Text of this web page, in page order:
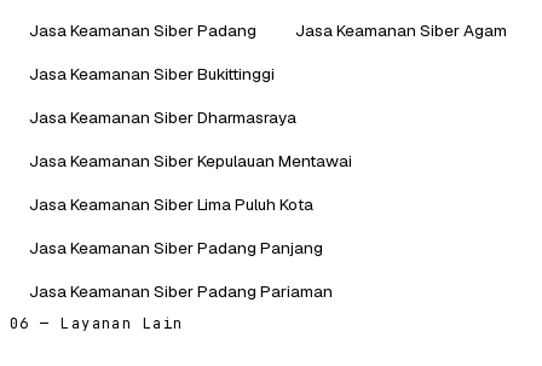
Jasa Keamanan Siber Padang
Jasa Keamanan Siber Agam
Jasa Keamanan Siber Bukittinggi
Jasa Keamanan Siber Dharmasraya
Jasa Keamanan Siber Kepulauan Mentawai
Jasa Keamanan Siber Lima Puluh Kota
Jasa Keamanan Siber Padang Panjang
Jasa Keamanan Siber Padang Pariaman
06 — Layanan Lain